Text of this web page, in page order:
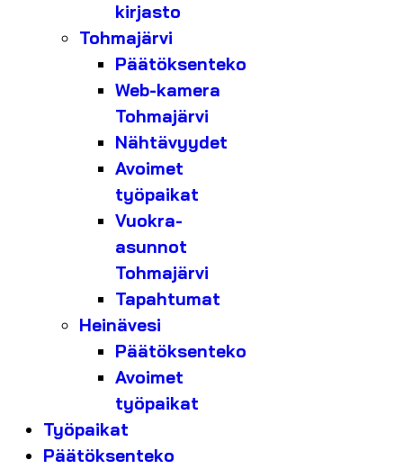
kirjasto
Tohmajärvi
Päätöksenteko
Web-kamera
Tohmajärvi
Nähtävyydet
Avoimet
työpaikat
Vuokra-
asunnot
Tohmajärvi
Tapahtumat
Heinävesi
Päätöksenteko
Avoimet
työpaikat
Työpaikat
Päätöksenteko